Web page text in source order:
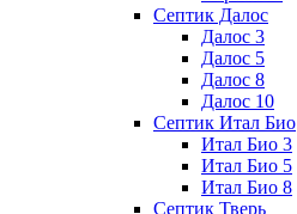
Септик Далос
Далос 3
Далос 5
Далос 8
Далос 10
Септик Итал Био
Итал Био 3
Итал Био 5
Итал Био 8
Септик Тверь